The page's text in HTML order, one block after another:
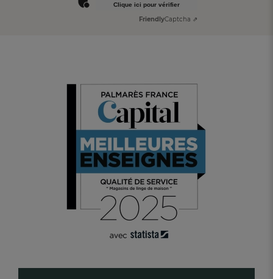
Clique ici pour vérifier
FriendlyCaptcha ⇗